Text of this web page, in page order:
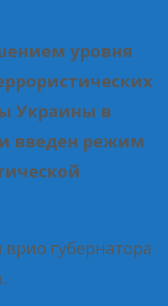
уровня
Украины в
введен режим
губернатора